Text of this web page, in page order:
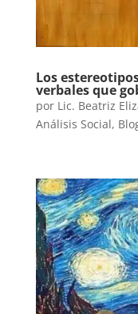
Los
verbales que
por Lic. Beatriz
Análisis Social,